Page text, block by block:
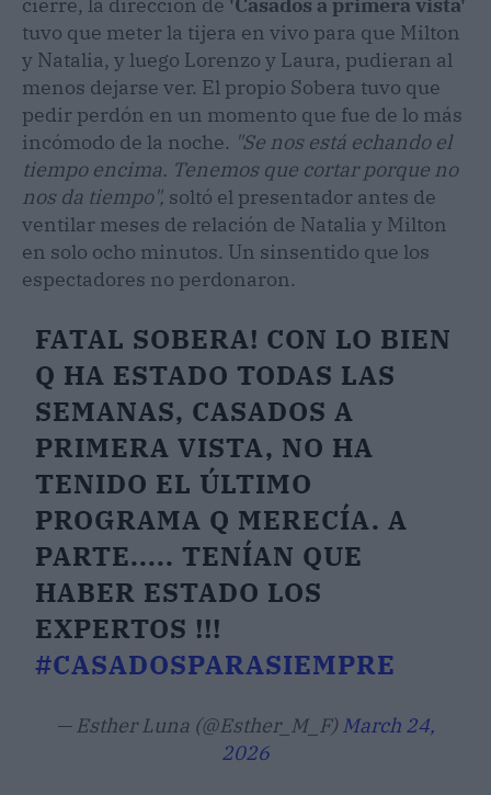
cierre, la dirección de 'Casados a primera vista'
tuvo que meter la tijera en vivo para que Milton
y Natalia, y luego Lorenzo y Laura, pudieran al
menos dejarse ver. El propio Sobera tuvo que
pedir perdón en un momento que fue de lo más
incómodo de la noche. "Se nos está echando el
tiempo encima. Tenemos que cortar porque no
nos da tiempo", soltó el presentador antes de
ventilar meses de relación de Natalia y Milton
en solo ocho minutos. Un sinsentido que los
espectadores no perdonaron.
FATAL SOBERA! CON LO BIEN
Q HA ESTADO TODAS LAS
SEMANAS, CASADOS A
PRIMERA VISTA, NO HA
TENIDO EL ÚLTIMO
PROGRAMA Q MERECÍA. A
PARTE..... TENÍAN QUE
HABER ESTADO LOS
EXPERTOS !!!
#CASADOSPARASIEMPRE
— Esther Luna (@Esther_M_F) March 24,
2026